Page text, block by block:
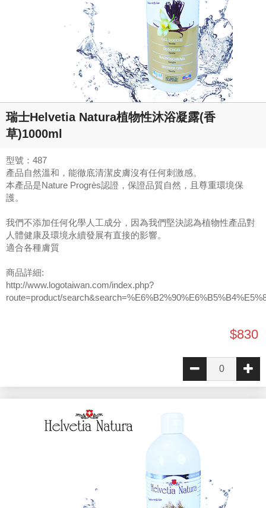
瑞士Helvetia Natura植物性沐浴凝露(香
草)1000ml
型號：487
產品自然溫和，能徹底清潔皮膚沒有任何刺激感。
本產品是Nature Progrès認證，保證品質自然，且尊重環境保
護。
我們不添加任何化學人工成分，因為我們堅決認為植物性產品對
人體健康及環境永續發展有直接的影響。
適合各種膚質
商品詳細:
http://www.logotaiwan.com/index.php?
route=product/
$830